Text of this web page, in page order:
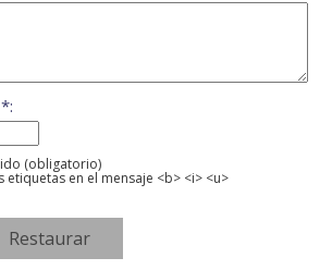
(obligatorio)
etiquetas en el mensaje <b> <i> <u>